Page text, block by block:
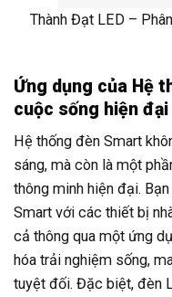
Thành Đạt LED –
Ứng dụng của Hệ
cuộc sống hiện đại
Hệ thống đèn Smart
sáng, mà còn là một
thông minh hiện đại.
Smart với các thiết bị
cả thông qua một ứng
hóa trải nghiệm sống,
tuyệt đối. Đặc biệt, đèn